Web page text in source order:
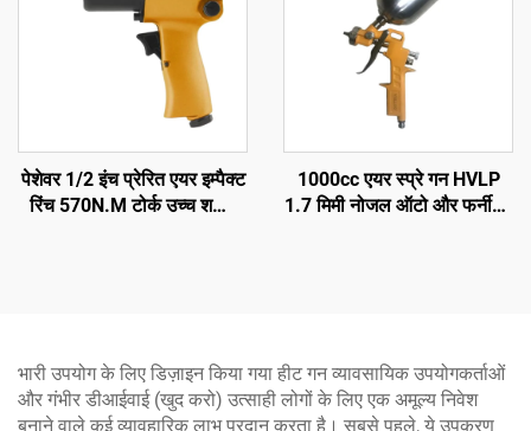
पेशेवर 1/2 इंच प्रेरित एयर इम्पैक्ट
रिंच 570N.M टोर्क उच्च शक्ति
1000cc एयर स्प्रे गन HVLP
1.7 मिमी नोजल ऑटो और फर्नीचर
भारी उपयोग के लिए डिज़ाइन किया गया हीट गन व्यावसायिक उपयोगकर्ताओं
और गंभीर डीआईवाई (खुद करो) उत्साही लोगों के लिए एक अमूल्य निवेश
बनाने वाले कई व्यावहारिक लाभ प्रदान करता है। सबसे पहले, ये उपकरण